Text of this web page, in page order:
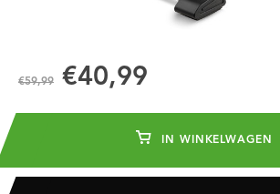
€59,99 €40,99
IN WINKELWAGEN